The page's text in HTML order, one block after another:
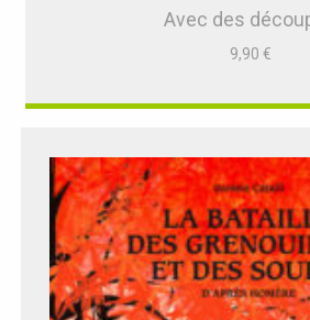
Avec des
9,90€